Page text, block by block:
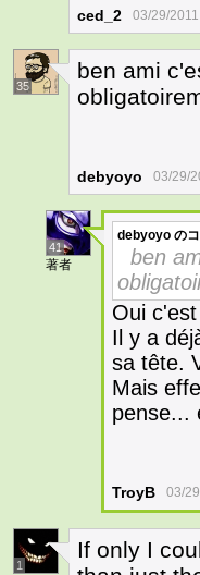
ced_2 03/29/
35
ben ami
debyoyo 03/29/
41
著者
debyoyo の
ben
Oui
Il y a
sa tête.
Mais
pense...
TroyB 03/
1
If only I